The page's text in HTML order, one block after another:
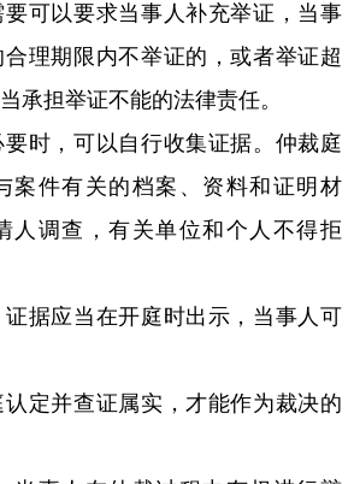
以要求当事人补充举证，当事
理期限内不举证的，或者举证超
承担举证不能的法律责任。
，可以自行收集证据。仲裁庭
案件有关的档案、资料和证明材
人调查，有关单位和个人不得拒
应当在开庭时出示，当事人可
并查证属实，才能作为裁决的